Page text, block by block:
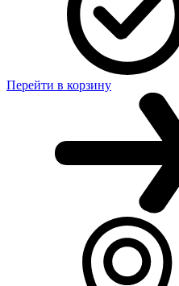
Перейти в корзину